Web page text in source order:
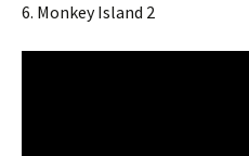
6. Monkey Island 2